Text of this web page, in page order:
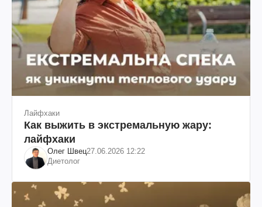
Лайфхаки
Как выжить в экстремальную жару:
лайфхаки
Олег Швец27.06.2026 12:22
Диетолог